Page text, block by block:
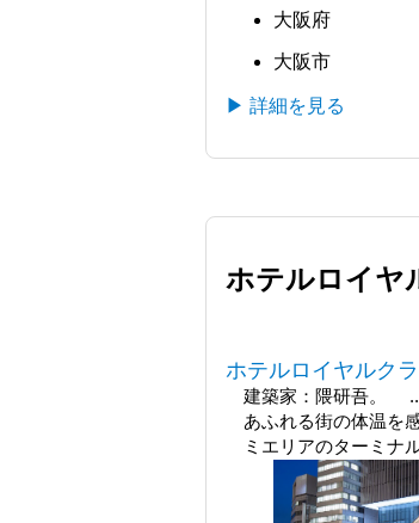
大阪府
大阪市
▶ 詳細を見る
ホテルロイヤ
ホテルロイヤルク
建築家：隈研吾。 ...
あふれる街の体温を
ミエリアのターミナ